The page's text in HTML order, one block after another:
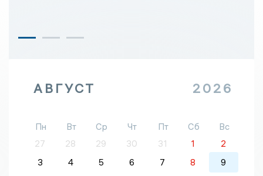
АВГУСТ 2026
Пн Вт Ср Чт Пт Сб
Вс
27
28 29 30 31 1
2
3
4 5 6 7 8
9